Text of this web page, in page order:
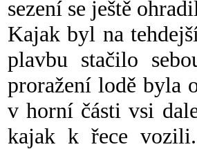
sezení se ještě
Kajak byl na
plavbu stačilo
proražení lodě byla
v horní části vsi
kajak k řece